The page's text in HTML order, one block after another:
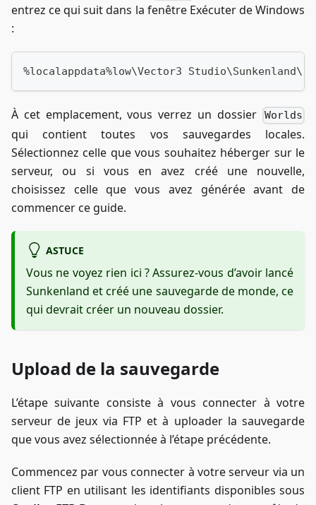
entrez ce qui suit dans la fenêtre Exécuter de Windows
:
%localappdata%low\Vector3 Studio\Sunkenland\
À cet emplacement, vous verrez un dossier Worlds
qui contient toutes vos sauvegardes locales.
Sélectionnez celle que vous souhaitez héberger sur le
serveur, ou si vous en avez créé une nouvelle,
choisissez celle que vous avez générée avant de
commencer ce guide.
ASTUCE
Vous ne voyez rien ici ? Assurez-vous d’avoir lancé
Sunkenland et créé une sauvegarde de monde, ce
qui devrait créer un nouveau dossier.
Upload de la sauvegarde
L’étape suivante consiste à vous connecter à votre
serveur de jeux via FTP et à uploader la sauvegarde
que vous avez sélectionnée à l’étape précédente.
Commencez par vous connecter à votre serveur via un
client FTP en utilisant les identifiants disponibles sous